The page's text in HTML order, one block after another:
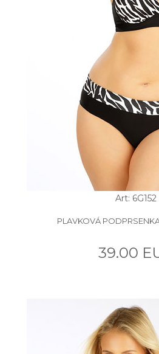
Art: 6G152
PLAVKOVÁ
39.00